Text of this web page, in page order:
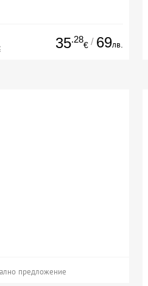
35.28
€ / 69лв.
предложение